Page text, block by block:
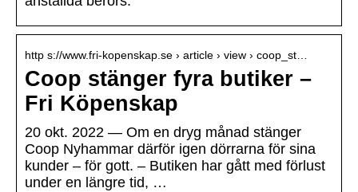
http s://www.fri-kopenskap.se › article › view › coop_st…
Coop stänger fyra butiker –
Fri Köpenskap
20 okt. 2022 — Om en dryg månad stänger
Coop Nyhammar därför igen dörrarna för sina
kunder – för gott. – Butiken har gått med förlust
under en längre tid, …